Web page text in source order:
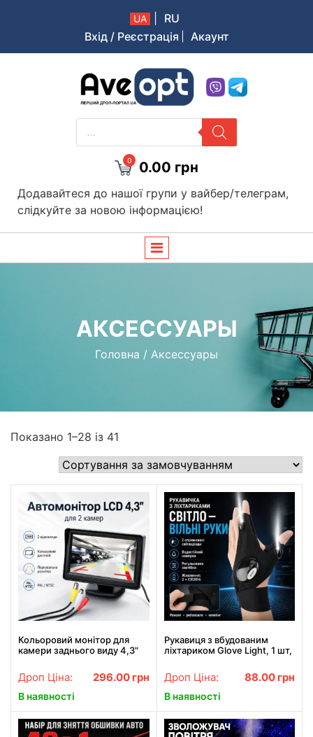
UA
RU
Вхід / Реєстрація
Акаунт
Aveopt – оптова дропшипінг платформа в Україні
PRODUCTS
SEARCH
0 0.00 грн
Додавайтеся до нашої групи у вайбер/телеграм,
слідкуйте за новою інформацією!
АКСЕССУАРЫ
Головна / Аксессуары
Показано 1–28 із 41
Кольоровий монітор для
камери заднього виду 4,3"
для камер автомобіля
Дроп Ціна: 296.00 грн
В наявності
Рукавиця з вбудованим
ліхтариком Glove Light, 1 шт,
ліхтариком
Дроп Ціна: 88.00 грн
В наявності